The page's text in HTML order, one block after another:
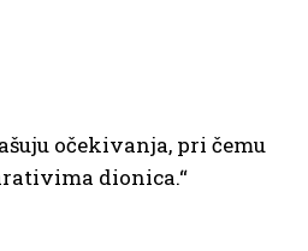
očekivanja, pri čemu
dionica.“